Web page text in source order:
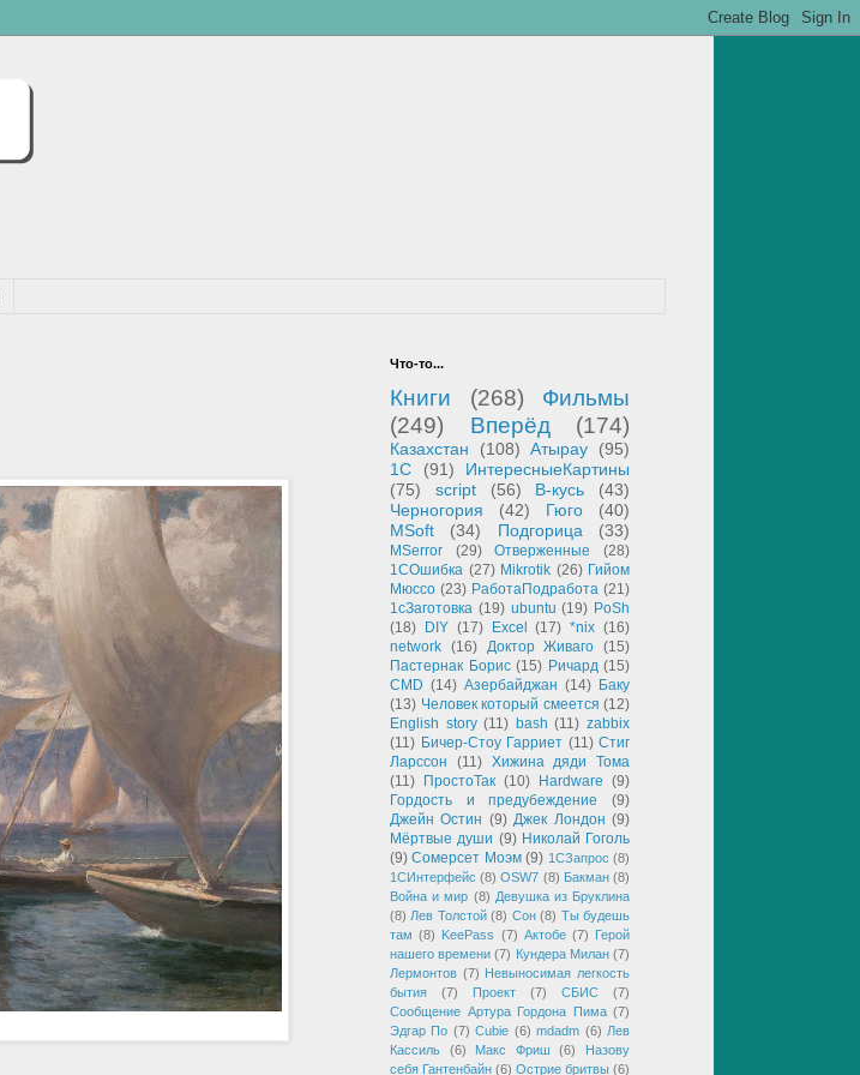
Что-то...
Книги (268)
Фильмы
(249)
Вперёд (174)
Казахстан (108) Атырау
(95)
1С
(91)
ИнтересныеКартины
(75)
script (56) В-кусь
(43)
Черногория
(42) Гюго
(40)
MSoft
(34) Подгорица (33)
MSerror (29) Отверженные
(28)
1СОшибка (27) Mikrotik (26) Гийом
Мюссо (23) РаботаПодработа (21)
1сЗаготовка (19) ubuntu (19) PoSh
(18)
DIY (17) Excel (17) *nix (16)
network (16) Доктор Живаго (15)
Пастернак Борис (15) Ричард (15)
CMD (14) Азербайджан (14) Баку
(13) Человек который смеется (12)
English story (11) bash (11) zabbix
(11) Бичер-Стоу Гарриет (11) Стиг
Ларссон
(11) Хижина дяди Тома
(11)
ПростоТак (10) Hardware (9)
Гордость и предубеждение
(9)
Джейн Остин (9) Джек Лондон (9)
Мёртвые души (9) Николай Гоголь
(9) Сомерсет Моэм (9) 1СЗапрос (8)
1СИнтерфейс (8) OSW7 (8) Бакман (8)
Война и мир (8) Девушка из Бруклина
(8) Лев Толстой (8) Сон (8) Ты будешь
там (8) KeePass (7) Актобе (7)
Герой
нашего времени (7) Кундера Милан (7)
Лермонтов (7) Невыносимая легкость
бытия
(7) Проект (7) СБИС
(7)
Сообщение Артура Гордона Пима (7)
Эдгар По (7) Cubie (6) mdadm (6) Лев
Кассиль
(6) Макс Фриш (6)
Назову
себя Гантенбайн (6) Острие бритвы (6)